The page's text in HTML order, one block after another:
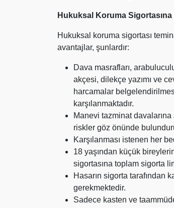
Hukuksal Koruma
Hukuksal koruma sigortası
avantajlar, şunlardır:
Dava masrafları,
akçesi, dilekçe yazımı ve
harcamalar
karşılanmaktadır.
Manevi tazminat
riskler göz önünde
Karşılanması istenen her
18 yaşından küçük
sigortasına toplam sigorta
Hasarın sigorta tarafından
gerekmektedir.
Sadece kasten ve